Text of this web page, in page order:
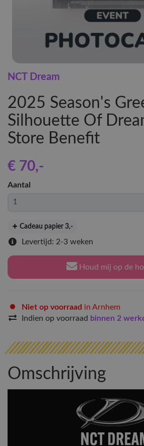
NCT Dream
2025 Season's
Silhouette Of
Store Benefit
€ 70,-
Aantal
Cadeau papier 3,-
Levertijd: 2-3 weken
Houd mij op de
Niet op voorraad in Arnhem
Indien op voorraad binnen 2
Omschrijving